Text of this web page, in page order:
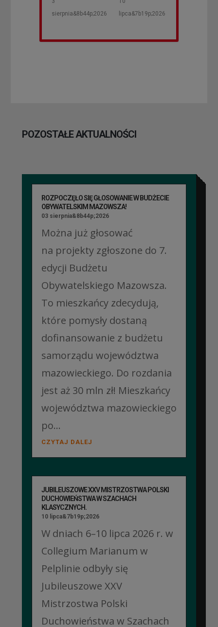
sierpnia&8b44p;2026
lipca&7b19p;2026
POZOSTAŁE AKTUALNOŚCI
ROZPOCZĘŁO SIĘ GŁOSOWANIE W BUDŻECIE
OBYWATELSKIM MAZOWSZA!
03 sierpnia&8b44p;2026
Można już głosować
na projekty zgłoszone do 7.
edycji Budżetu
Obywatelskiego Mazowsza.
To mieszkańcy zdecydują,
które pomysły dostaną
dofinansowanie z budżetu
samorządu województwa
mazowieckiego. Do rozdania
jest aż 30 mln zł! Mieszkańcy
województwa mazowieckiego
po...
CZYTAJ DALEJ
JUBILEUSZOWE XXV MISTRZOSTWA POLSKI
DUCHOWIEŃSTWA W SZACHACH
KLASYCZNYCH.
10 lipca&7b19p;2026
W dniach 6–10 lipca 2026 r. w
Collegium Marianum w
Pelplinie odbyły się
Jubileuszowe XXV
Mistrzostwa Polski
Duchowieństwa w Szachach